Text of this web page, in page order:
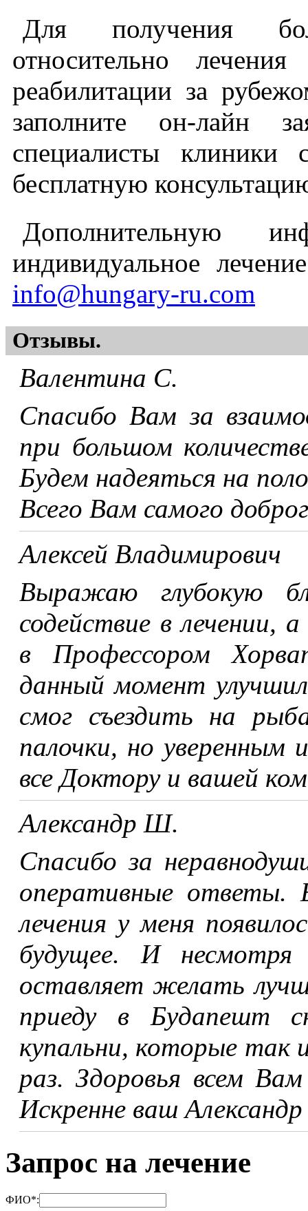
Для получения
относительно лечения
реабилитации за
заполните он-лайн
специалисты клиники
бесплатную
Дополнительную
индивидуальное
info@hungary-ru.com
Отзывы.
Валентина С.
Спасибо Вам за
при большом
Будем надеяться на
Всего Вам самого
Алексей Владимирович
Выражаю глубокую
содействие в лечении,
в Профессором
данный момент
смог съездить на
палочки, но
все Доктору и вашей
Александр Ш.
Спасибо за
оперативные ответы.
лечения у меня
будущее. И
оставляет желать
приеду в Будапешт
купальни, которые так
раз. Здоровья всем
Искренне ваш
Запрос на лечение
ФИО*: